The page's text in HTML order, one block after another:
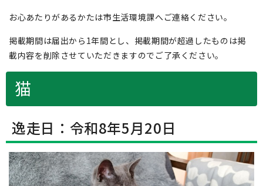
お心あたりがあるかたは市生活環境課へご連絡ください。
掲載期間は届出から1年間とし、掲載期間が超過したものは掲
載内容を削除させていただきますのでご了承ください。
猫
逸走日：令和8年5月20日